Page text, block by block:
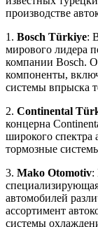
производстве
1. Bosch Türkiye:
мирового лидера
компании Bosch.
компоненты,
системы впрыска
2. Continental
концерна
широкого
тормозные
3. Mako Otomotiv:
автомобилей
ассортимент
системы